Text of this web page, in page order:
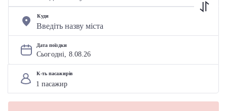
Куди
Дата поїздки
Сьогодні, 8.08.26
К-ть пасажирів